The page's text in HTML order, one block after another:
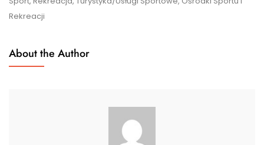
Rekreacji
About the Author